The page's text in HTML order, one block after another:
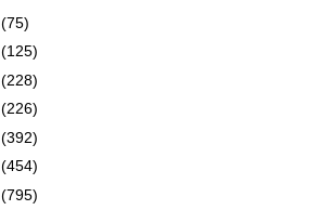
(75)
(125)
(228)
(226)
(392)
(454)
(795)